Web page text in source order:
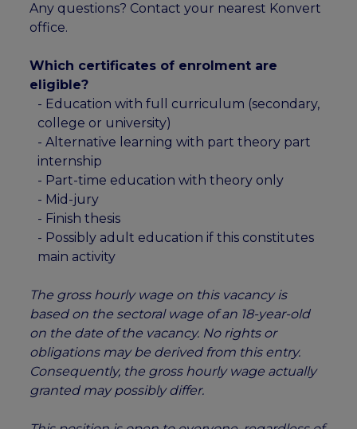
Any questions? Contact your nearest Konvert
office.
Which certificates of enrolment are
eligible?
- Education with full curriculum (secondary,
college or university)
- Alternative learning with part theory part
internship
- Part-time education with theory only
- Mid-jury
- Finish thesis
- Possibly adult education if this constitutes
main activity
The gross hourly wage on this vacancy is
based on the sectoral wage of an 18-year-old
on the date of the vacancy. No rights or
obligations may be derived from this entry.
Consequently, the gross hourly wage actually
granted may possibly differ.